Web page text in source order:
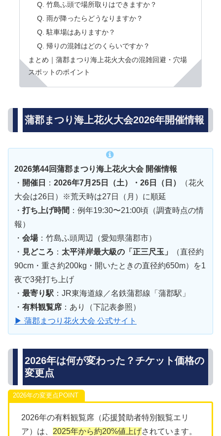
Q. 竹島ふ頭で場所取りはできますか？
Q. 雨が降ったらどうなりますか？
Q. 駐車場はありますか？
Q. 帰りの混雑はどのくらいですか？
まとめ｜蒲郡まつり海上花火大会の混雑回避・穴場
スポットのポイント
蒲郡まつり海上花火大会2026年開催情報
2026第44回蒲郡まつり海上花火大会 開催情報
・ 開催日 ： 2026年7月25日（土）・26日（日）
（花火
大会は26日）※荒天時は27日（月）に順延
・ 打ち上げ時間 ：例年19:30〜21:00頃（調査時点の情
報）
・ 会場：竹島ふ頭周辺（愛知県蒲郡市）
・ 見どころ ： 太平洋岸最大級の「正三尺玉」
（直径約
90cm・重さ約200kg・開いたときの直径約650m）を1
夜で3発打ち上げ
・ 最寄り駅 ：JR東海道線／名鉄蒲郡線「蒲郡駅」
・ 有料観覧席 ：あり（下記表参照）
▶ 蒲郡まつり花火大会 公式サイト
2026年は何が変わった？チケット価格の
変更点
2026年の変更点
2026年の有料観覧席（応援賛助者特別観覧エリ
ア）は、 2025年から約20%値上げされています。